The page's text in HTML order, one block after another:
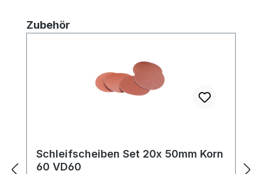
Produktgalerie überspringen
Zubehör
Schleifscheiben Set 20x 50mm Korn
60 VD60